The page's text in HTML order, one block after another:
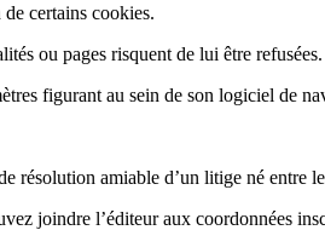
certains cookies.
ou pages risquent de lui être refusées.
figurant au sein de son logiciel de
résolution amiable d’un litige né
joindre l’éditeur aux coordonnées